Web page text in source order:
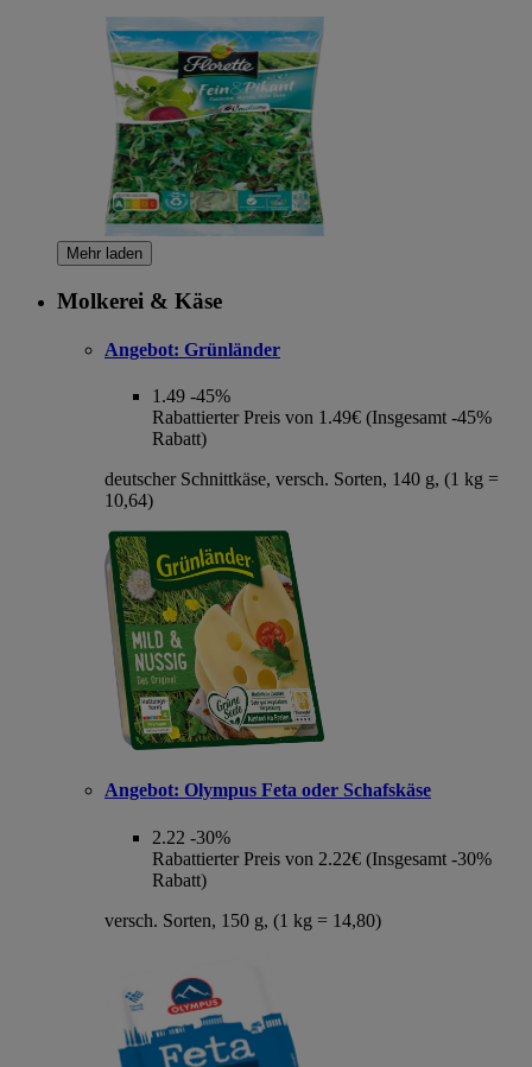
Mehr laden
Molkerei & Käse
Angebot: Grünländer
1.49 -45%
Rabattierter Preis von 1.49€ (Insgesamt -45%
Rabatt)
deutscher Schnittkäse, versch. Sorten, 140 g, (1 kg =
10,64)
Angebot: Olympus Feta oder Schafskäse
2.22 -30%
Rabattierter Preis von 2.22€ (Insgesamt -30%
Rabatt)
versch. Sorten, 150 g, (1 kg = 14,80)